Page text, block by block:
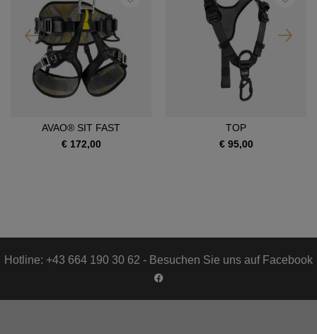
AVAO® SIT FAST
€ 172,00
TOP
€ 95,00
Hotline: +43 664 190 30 62 - Besuchen Sie uns auf Facebook